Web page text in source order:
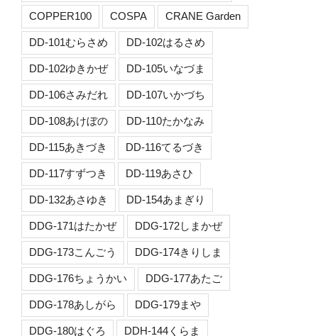
COPPER100 COSPA CRANE Garden
DD-101むらさめ DD-102はるさめ
DD-102ゆきかぜ DD-105いなづま
DD-106さみだれ DD-107いかづち
DD-108あけぼの DD-110たかなみ
DD-115あきづき DD-116てるづき
DD-117すずつき DD-119あさひ
DD-132あさゆき DD-154あまぎり
DDG-171はたかぜ DDG-172しまかぜ
DDG-173こんごう DDG-174きりしま
DDG-176ちょうかい DDG-177あたご
DDG-178あしがら DDG-179まや
DDG-180はぐろ DDH-144くらま